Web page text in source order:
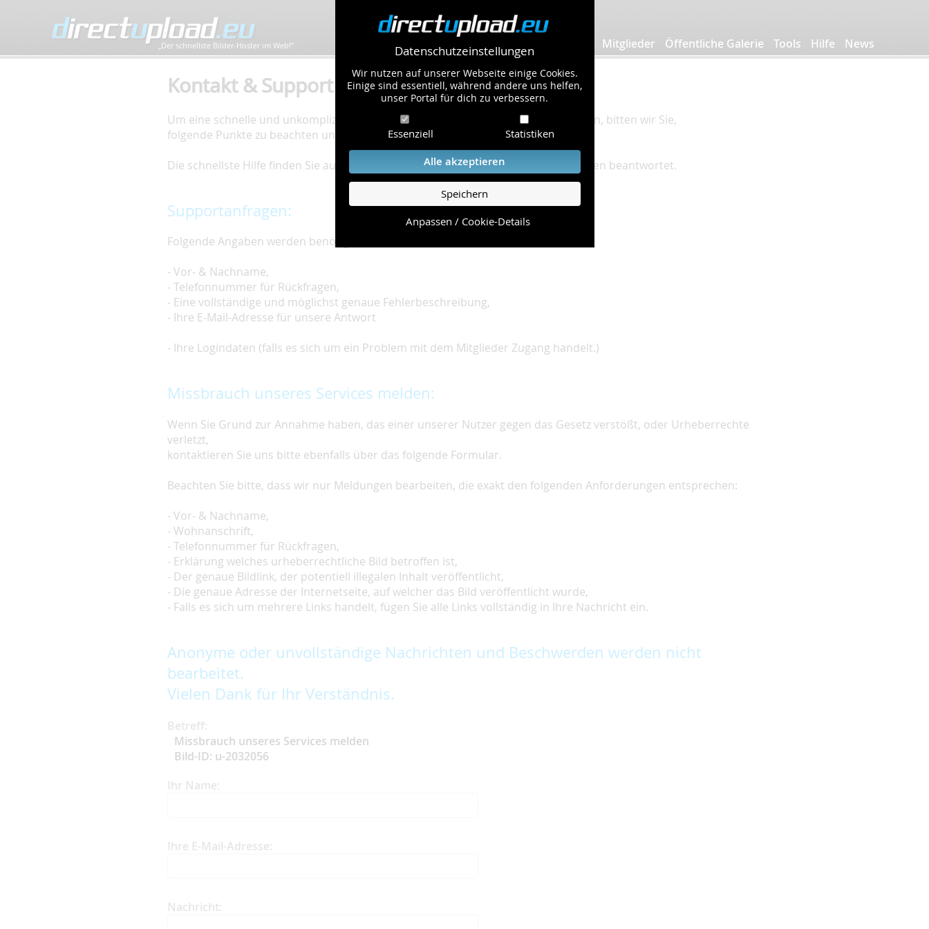
Datenschutzeinstellungen
Wir nutzen auf unserer Webseite einige Cookies.
Einige sind essentiell, während andere uns helfen,
unser Portal für dich zu verbessern.
Essenziell Statistiken
Alle akzeptieren
Speichern
Anpassen / Cookie-Details
„Der schnellste Bilder-Hoster im Web!” Mitglieder Öffentliche Galerie Tools Hilfe News
Kontakt & Support
Um eine schnelle und unkomplizierte Bearbeitung Ihres Problems zu gewährleisten, bitten wir Sie,
folgende Punkte zu beachten und einzuhalten.
Die schnellste Hilfe finden Sie auf unserer
Hilfe Seite, die die häufig gestellten Fragen beantwortet.
Supportanfragen:
Folgende Angaben werden benötigt:
- Vor- & Nachname,
- Telefonnummer für Rückfragen,
- Eine vollständige und möglichst genaue Fehlerbeschreibung,
- Ihre E-Mail-Adresse für unsere Antwort
- Ihre Logindaten (falls es sich um ein Problem mit dem Mitglieder Zugang handelt.)
Missbrauch unseres Services melden:
Wenn Sie Grund zur Annahme haben, das einer unserer Nutzer gegen das Gesetz verstößt, oder Urheberrechte
verletzt,
kontaktieren Sie uns bitte ebenfalls über das folgende Formular.
Beachten Sie bitte, dass wir nur Meldungen bearbeiten, die exakt den folgenden Anforderungen entsprechen:
- Vor- & Nachname,
- Wohnanschrift,
- Telefonnummer für Rückfragen,
- Erklärung welches urheberrechtliche Bild betroffen ist,
- Der genaue Bildlink, der potentiell illegalen Inhalt veröffentlicht,
- Die genaue Adresse der Internetseite, auf welcher das Bild veröffentlicht wurde,
- Falls es sich um mehrere Links handelt, fügen Sie alle Links vollständig in Ihre Nachricht ein.
Anonyme oder unvollständige Nachrichten und Beschwerden werden nicht
bearbeitet.
Vielen Dank für Ihr Verständnis.
Betreff:
Missbrauch unseres Services melden
Bild-ID: u-2032056
Ihr Name:
Ihre E-Mail-Adresse:
Nachricht: